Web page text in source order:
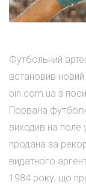
Футбольний
встановив новий
bin.com.ua з
Порвана
виходив на поле
продана за
видатного
1984 року, що